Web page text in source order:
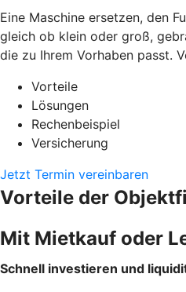
Eine Maschine ersetzen, den
gleich ob klein oder groß,
die zu Ihrem Vorhaben passt.
Vorteile
Lösungen
Rechenbeispiel
Versicherung
Jetzt Termin vereinbaren
Vorteile der
Mit Mietkauf oder
Schnell investieren und